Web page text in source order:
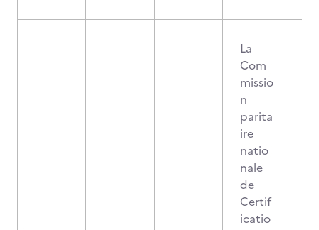
La
Com
missio
n
parita
ire
natio
nale
de
Certif
icatio